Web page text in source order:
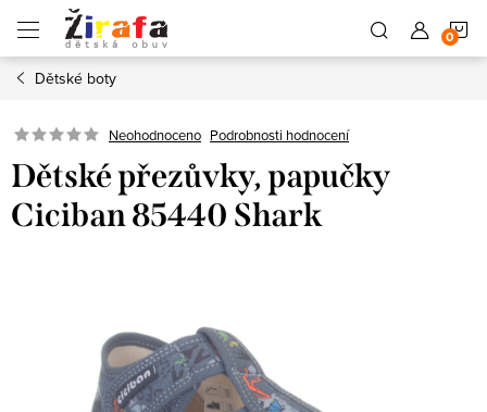
obsah
Dětské boty
Neohodnoceno Podrobnosti hodnocení
Dětské přezůvky, papučky
Ciciban 85440 Shark